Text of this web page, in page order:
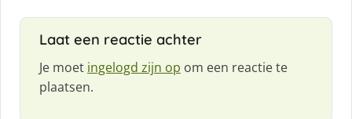
Laat een reactie achter
Je moet ingelogd zijn op om een reactie te
plaatsen.